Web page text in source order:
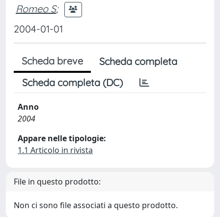
Romeo S;
2004-01-01
Scheda breve
Scheda completa
Scheda completa (DC)
Anno
2004
Appare nelle tipologie:
1.1 Articolo in rivista
File in questo prodotto:
Non ci sono file associati a questo prodotto.